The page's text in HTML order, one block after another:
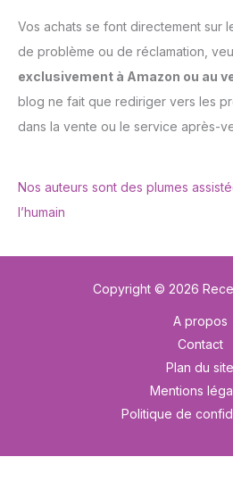
Vos achats se font directement sur
de problème ou de réclamation,
exclusivement à Amazon ou au
blog ne fait que rediriger vers les
dans la vente ou le service après-
Nos auteurs sont des plumes
l’humain
Copyright © 2026
A propos
Contact
Plan du site
Mentions
Politique de